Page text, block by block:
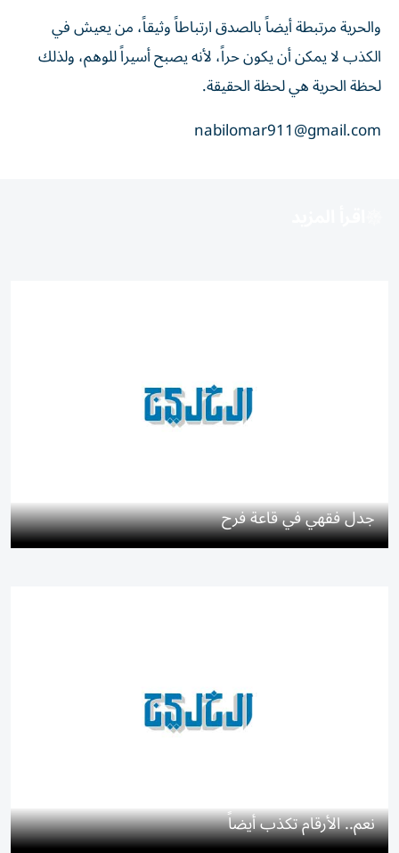
والحرية مرتبطة أيضاً بالصدق ارتباطاً وثيقاً، من يعيش في
الكذب لا يمكن أن يكون حراً، لأنه يصبح أسيراً للوهم، ولذلك
لحظة الحرية هي لحظة الحقيقة.
nabilomar911@gmail.com
جدل فقهي في قاعة فرح
نعم.. الأرقام تكذب أيضاً